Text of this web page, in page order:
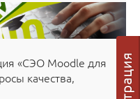
«СЭО Moodle для
качества,